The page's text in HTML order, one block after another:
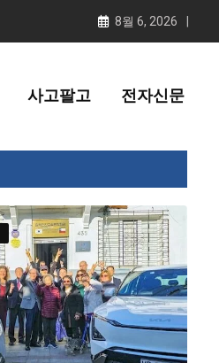
8월 6, 2026
사고팔고 전자신문